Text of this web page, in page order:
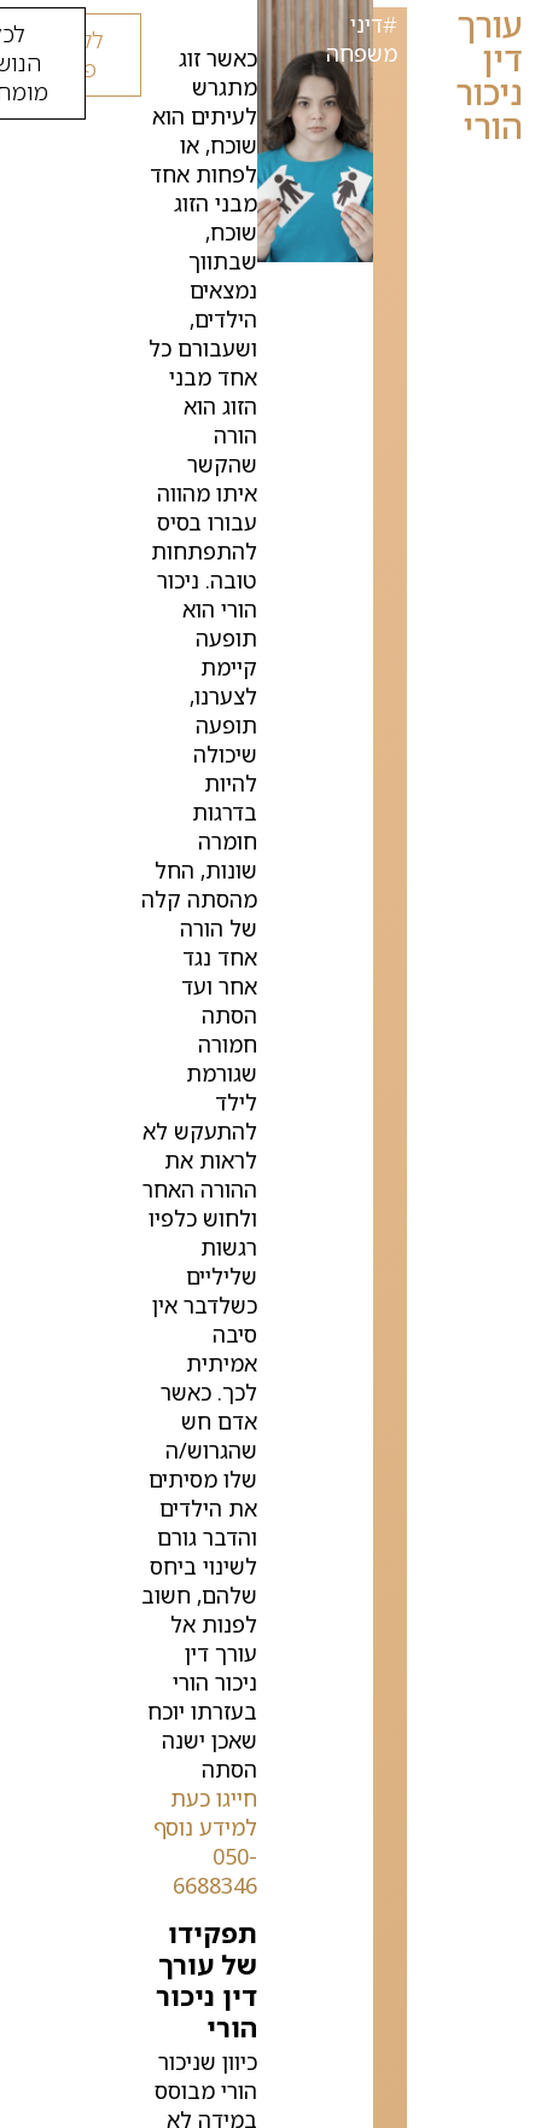
עורך
דין
ניכור
הורי
#דיני
משפחה
כאשר זוג
מתגרש
לעיתים הוא
שוכח, או
לפחות אחד
מבני הזוג
שוכח,
שבתווך
נמצאים
הילדים,
ושעבורם כל
אחד מבני
הזוג הוא
הורה
שהקשר
איתו מהווה
עבורו בסיס
להתפתחות
טובה. ניכור
הורי הוא
תופעה
קיימת
לצערנו,
תופעה
שיכולה
להיות
בדרגות
חומרה
שונות, החל
מהסתה קלה
של הורה
אחד נגד
אחר ועד
הסתה
חמורה
שגורמת
לילד
להתעקש לא
לראות את
ההורה האחר
ולחוש כלפיו
רגשות
שליליים
כשלדבר אין
סיבה
אמיתית
לכך. כאשר
אדם חש
שהגרוש/ה
שלו מסיתים
את הילדים
והדבר גורם
לשינוי ביחס
שלהם, חשוב
לפנות אל
עורך דין
ניכור הורי
בעזרתו יוכח
שאכן ישנה
הסתה
חייגו כעת
למידע נוסף
050-
6688346
תפקידו
של עורך
דין ניכור
הורי
כיוון שניכור
הורי מבוסס
במידה לא
לקביעת
פגישה